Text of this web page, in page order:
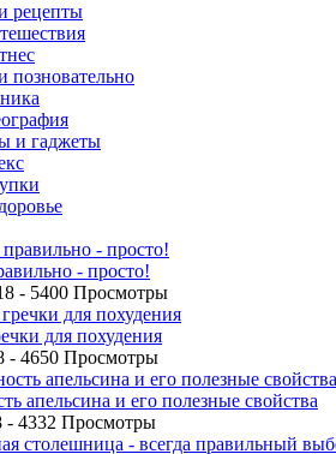
рецепты
позновательно
и гаджеты
- просто!
- 5400 Просмотры
для похудения
- 4650 Просмотры
апельсина и его полезные свойства
- 4332 Просмотры